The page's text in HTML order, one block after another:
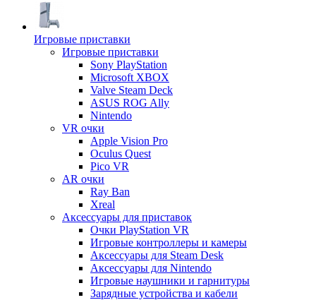
Игровые приставки
Игровые приставки
Sony PlayStation
Microsoft XBOX
Valve Steam Deck
ASUS ROG Ally
Nintendo
VR очки
Apple Vision Pro
Oculus Quest
Pico VR
AR очки
Ray Ban
Xreal
Аксессуары для приставок
Очки PlayStation VR
Игровые контроллеры и камеры
Аксессуары для Steam Desk
Аксессуары для Nintendo
Игровые наушники и гарнитуры
Зарядные устройства и кабели